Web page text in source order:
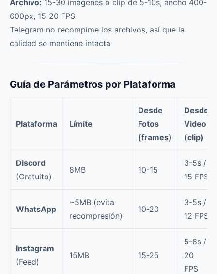
Archivo: 15-30 imágenes o clip de 5-10s, ancho 400-
600px, 15-20 FPS
Telegram no recompime los archivos, así que la
calidad se mantiene intacta
Guía de Parámetros por Plataforma
Plataforma Límite
Desde
Fotos
(frames)
Desde
Video
(clip)
Discord
(Gratuito)
8MB 10-15
3-5s /
15 FPS
WhatsApp
~5MB (evita
recompresión)
10-20
3-5s /
12 FPS
Instagram
(Feed)
15MB 15-25
5-8s /
20
FPS